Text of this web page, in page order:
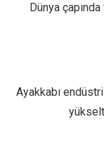
Dünya
Ayakkabı